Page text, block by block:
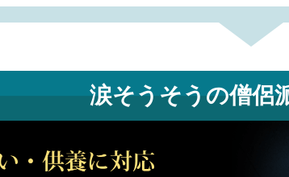
涙そうそうの僧侶